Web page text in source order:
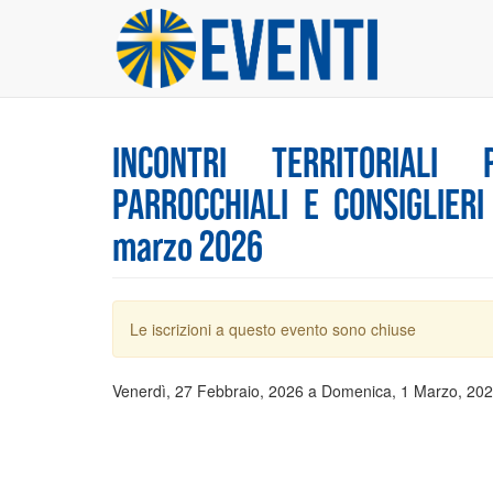
INCONTRI TERRITORIALI
PARROCCHIALI E
marzo 2026
Messaggio
Le iscrizioni a questo evento sono chiuse
Venerdì, 27 Febbraio, 2026 a Domenica, 1 Marzo,